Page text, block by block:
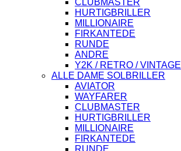
HURTIGBRILLER
MILLIONAIRE
FIRKANTEDE
RUNDE
ANDRE
Y2K / RETRO / VINTAGE
ALLE DAME SOLBRILLER
AVIATOR
WAYFARER
CLUBMASTER
HURTIGBRILLER
MILLIONAIRE
FIRKANTEDE
RUNDE